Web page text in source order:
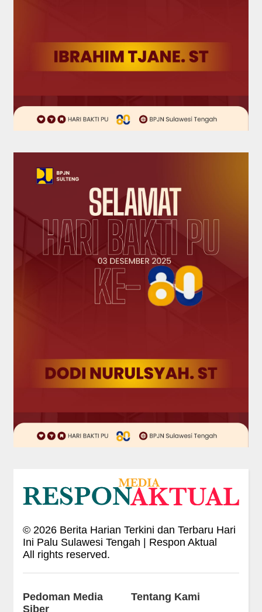
© 2026Berita Harian Terkini dan Terbaru Hari
Ini Palu Sulawesi Tengah | Respon Aktual
All rights reserved.
Pedoman Media
Siber
Tentang Kami